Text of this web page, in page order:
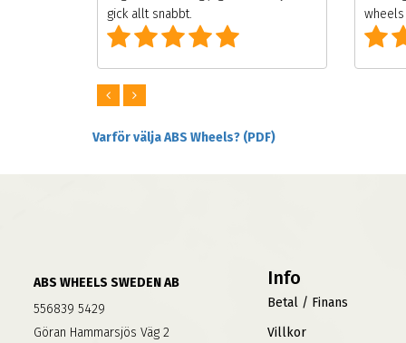
gick allt snabbt.
Varför välja ABS Wheels? (PDF)
ABS WHEELS SWEDEN AB
556839 5429
Göran Hammarsjös Väg 2
Info
Betal / Finans
Villkor